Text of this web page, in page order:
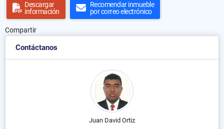
Descargar
información
Recomendar inmueble
por correo electrónico
Compartir
Contáctanos
Juan David Ortiz